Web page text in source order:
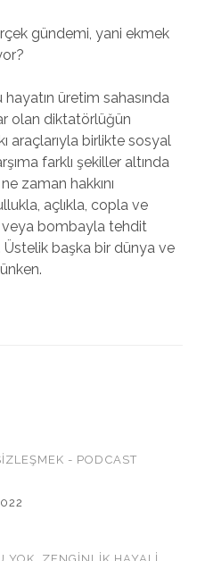
gündemi, yani ekmek
üretim sahasında
olan diktatörlüğün
araçlarıyla birlikte sosyal
farklı şekiller altında
zaman hakkını
açlıkla, copla ve
veya bombayla tehdit
Üstelik başka bir dünya ve
- PODCAST